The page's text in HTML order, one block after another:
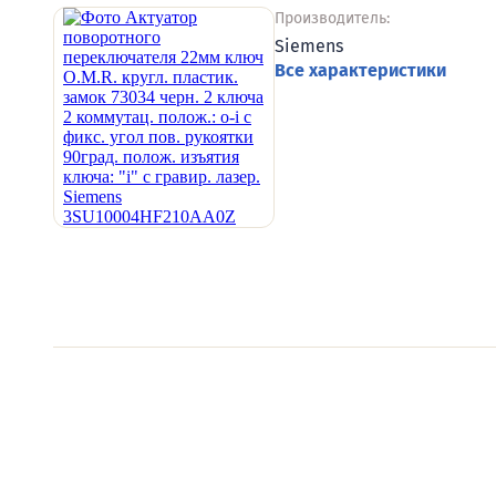
Производитель:
Siemens
Все характеристики